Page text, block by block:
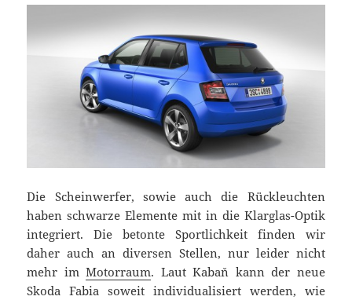
Die Scheinwerfer, sowie auch die Rückleuchten
haben schwarze Elemente mit in die Klarglas-Optik
integriert. Die betonte Sportlichkeit finden wir
daher auch an diversen Stellen, nur leider nicht
mehr imMotorraum. Laut Kabaň kann der neue
Skoda Fabia soweit individualisiert werden, wie